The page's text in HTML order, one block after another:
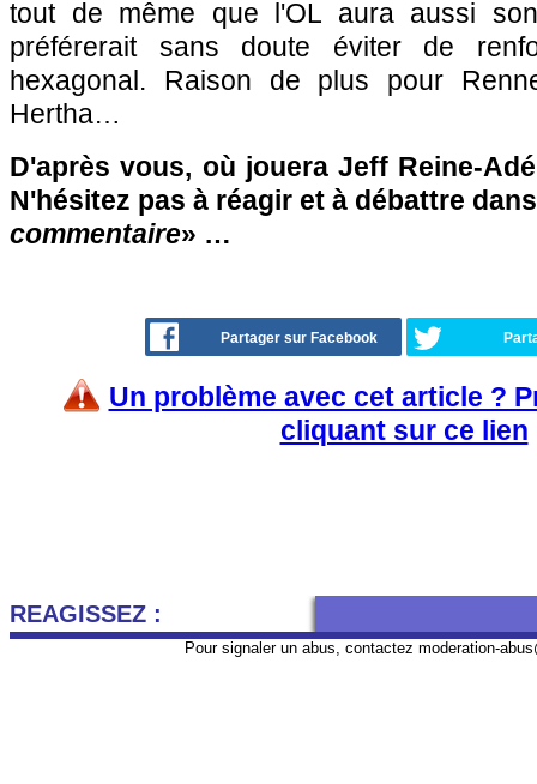
tout de même que l'OL aura aussi
préférerait sans doute éviter de
hexagonal. Raison de plus pour
Hertha…
D'après vous, où jouera Jeff Reine-
N'hésitez pas à réagir et à débattre
commentaire» …
Partager sur Facebook
Un problème avec cet article ?
cliquant sur ce lien
REAGISSEZ :
Pour signaler un abus, contactez moderation-